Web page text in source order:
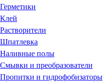
Герметики
Клей
Растворители
Шпатлевка
Наливные полы
Смывки и преобразователи
Пропитки и гидрофобизаторы